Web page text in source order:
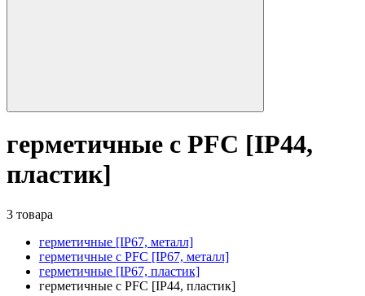
герметичные с PFC [IP44,
пластик]
3 товара
герметичные [IP67, металл]
герметичные с PFC [IP67, металл]
герметичные [IP67, пластик]
герметичные с PFC [IP44, пластик]